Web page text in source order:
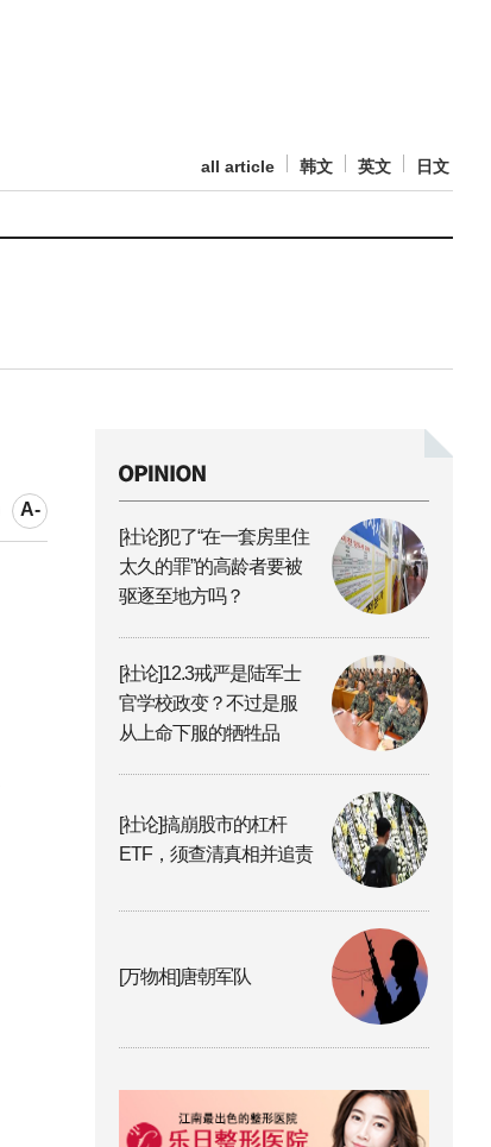
all article 韩文 英文 日文
A-
[社论]犯了“在一套房里住
太久的罪”的高龄者要被
驱逐至地方吗？
[社论]12.3戒严是陆军士
官学校政变？不过是服
从上命下服的牺牲品
[社论]搞崩股市的杠杆
ETF，须查清真相并追责
[万物相]唐朝军队